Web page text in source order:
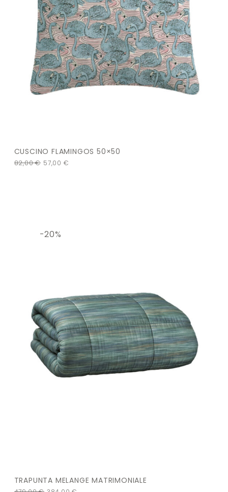
CUSCINO FLAMINGOS 50×50
82,00€ 57,00 €
TRAPUNTA MELANGE MATRIMONIALE
-20%